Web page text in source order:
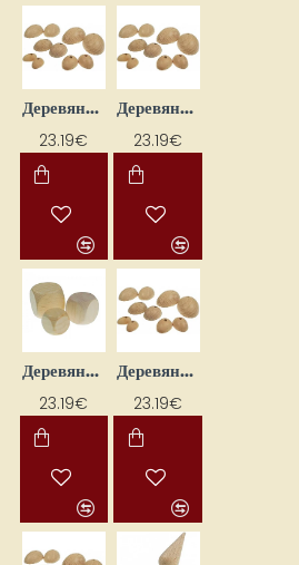
Деревянные лапки для кукол (15 x 20 мм, 58 шт.)
23.19€
Деревянные лапки для кукол (20 x 25 мм, 45 шт.)
23.19€
Деревянные метательные кости (18 x 18 мм, 27 шт.)
23.19€
Деревянные ножки для кукол (25 x 30 мм, 34 шт.)
23.19€